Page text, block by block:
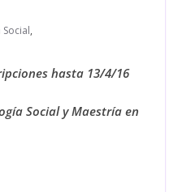
,
hasta 13/4/16
Social y Maestría en